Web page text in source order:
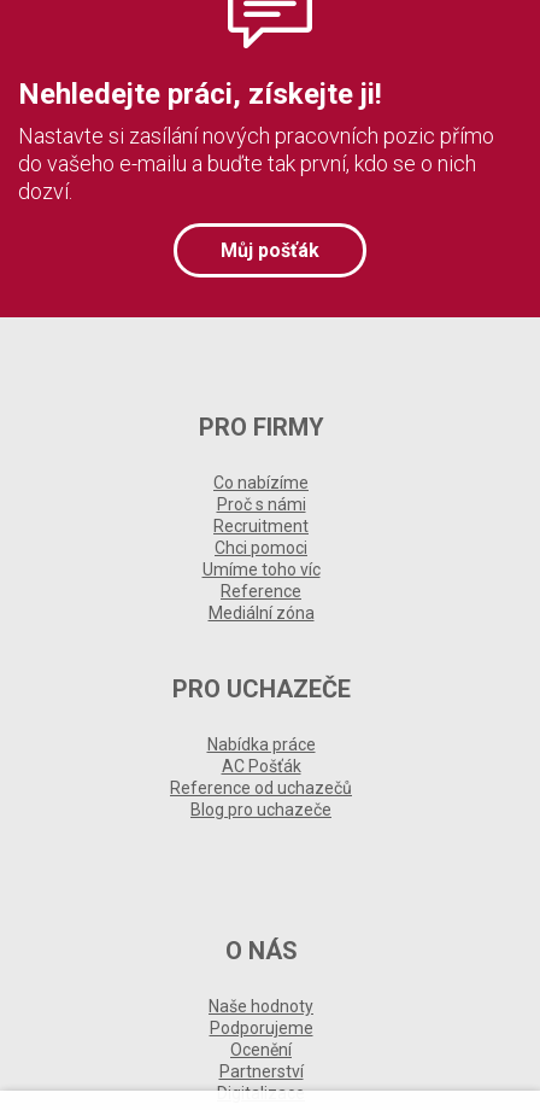
Nehledejte práci, získejte ji!
Nastavte si zasílání nových pracovních pozic přímo
do vašeho e-mailu a buďte tak první, kdo se o nich
dozví.
Můj pošťák
PRO FIRMY
Co nabízíme
Proč s námi
Recruitment
Chci pomoci
Umíme toho víc
Reference
Mediální zóna
PRO UCHAZEČE
Nabídka práce
AC Pošťák
Reference od uchazečů
Blog pro uchazeče
O NÁS
Naše hodnoty
Podporujeme
Ocenění
Partnerství
Digitalizace